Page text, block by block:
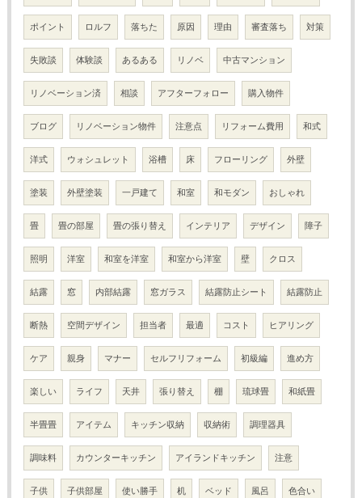
ポイント ロルフ 落ちた 原因 理由 審査落ち 対策
失敗談 体験談 あるある リノベ 中古マンション
リノベーション済 相談 アフターフォロー 購入物件
ブログ リノベーション物件 注意点 リフォーム費用 和式
洋式 ウォシュレット 浴槽 床 フローリング 外壁
塗装 外壁塗装 一戸建て 和室 和モダン おしゃれ
畳 畳の部屋 畳の張り替え インテリア デザイン 障子
照明 洋室 和室を洋室 和室から洋室 壁 クロス
結露 窓 内部結露 窓ガラス 結露防止シート 結露防止
断熱 空間デザイン 担当者 最適 コスト ヒアリング
ケア 親身 マナー セルフリフォーム 初級編 進め方
楽しい ライフ 天井 張り替え 棚 琉球畳 和紙畳
半畳畳 アイテム キッチン収納 収納術 調理器具
調味料 カウンターキッチン アイランドキッチン 注意
子供 子供部屋 使い勝手 机 ベッド 風呂 色合い